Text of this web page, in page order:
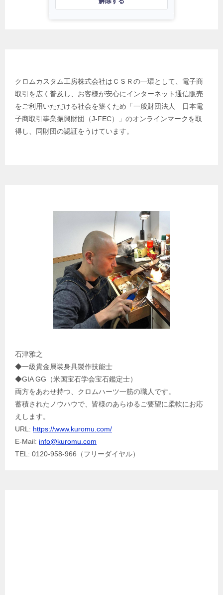
クロムカスタム工房株式会社はＣＳＲの一環として、電子商
取引を広く普及し、お客様が安心にインターネット通信販売
をご利用いただける社会を築くため「一般財団法人 日本電
子商取引事業振興財団（J-FEC）」のオンラインマークを取
得し、同財団の認証をうけています。
石津雅之
◆一級貴金属装身具製作技能士
◆GIA GG（米国宝石学会宝石鑑定士）
両方をあわせ持つ、クロムハーツ一筋の職人です。
蓄積されたノウハウで、皆様のあらゆるご要望に柔軟にお応
えします。
URL: https://www.kuromu.com/
E-Mail: info@kuromu.com
TEL: 0120-958-966（フリーダイヤル）